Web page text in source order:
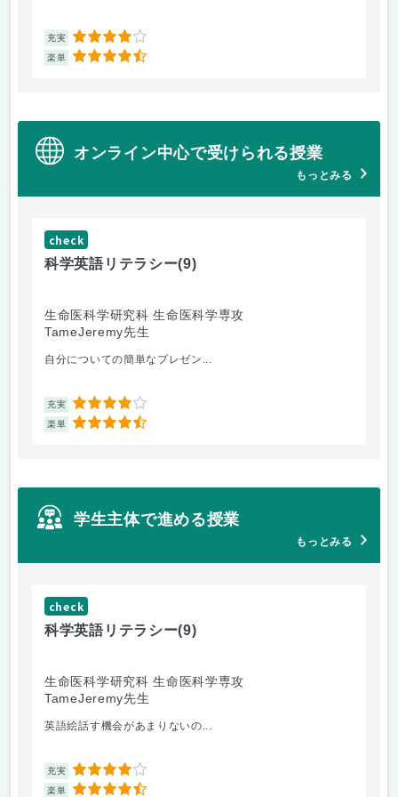
充実 4
楽単 4.5
オンライン中心で受けられる授業
もっとみる
check
科学英語リテラシー(9)
生命医科学研究科 生命医科学専攻
TameJeremy先生
自分についての簡単なプレゼン...
充実 4
楽単 4.5
学生主体で進める授業
もっとみる
check
科学英語リテラシー(9)
生命医科学研究科 生命医科学専攻
TameJeremy先生
英語絵話す機会があまりないの...
充実 4
楽単 4.5